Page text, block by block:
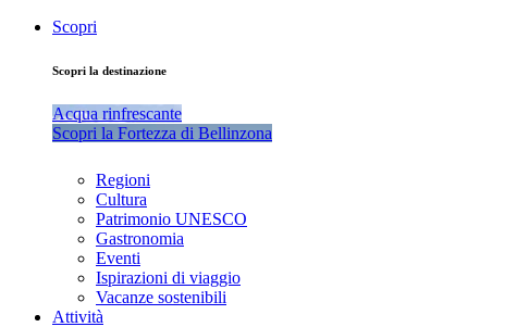
Scopri
Scopri la destinazione
Acqua rinfrescante
Scopri la Fortezza di Bellinzona
Regioni
Cultura
Patrimonio UNESCO
Gastronomia
Eventi
Ispirazioni di viaggio
Vacanze sostenibili
Attività